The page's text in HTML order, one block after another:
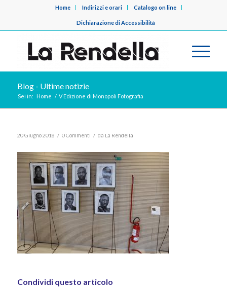
Home Indirizzi e orari Catalogo on line
Dichiarazione di Accessibilità
Blog - Ultime notizie
Sei in: Home / V Edizione di Monopoli Fotografia
20 Giugno 2018 / 0 Commenti / da La Rendella
Condividi questo articolo